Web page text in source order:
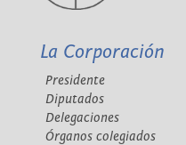
La Corporación
Presidente
Diputados
Delegaciones
Órganos colegiados